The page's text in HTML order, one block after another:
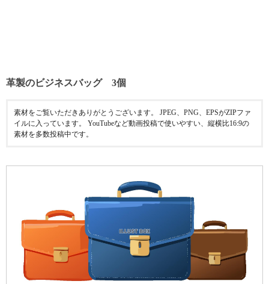
革製のビジネスバッグ 3個
素材をご覧いただきありがとうございます。 JPEG、PNG、EPSがZIPファ
イルに入っています。 YouTubeなど動画投稿で使いやすい、縦横比16:9の
素材を多数投稿中です。